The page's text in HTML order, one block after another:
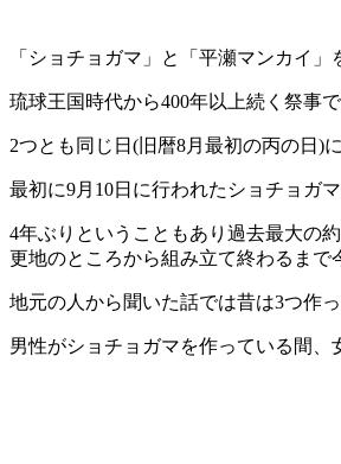
「ショチョガマ」と「平瀬マンカイ
琉球王国時代から400年以上続く祭事
2つとも同じ日(旧暦8月最初の丙の日)
最初に9月10日に行われたショチョガ
4年ぶりということもあり過去最大の
更地のところから組み立て終わるまで
地元の人から聞いた話では昔は3つ作
男性がショチョガマを作っている間、